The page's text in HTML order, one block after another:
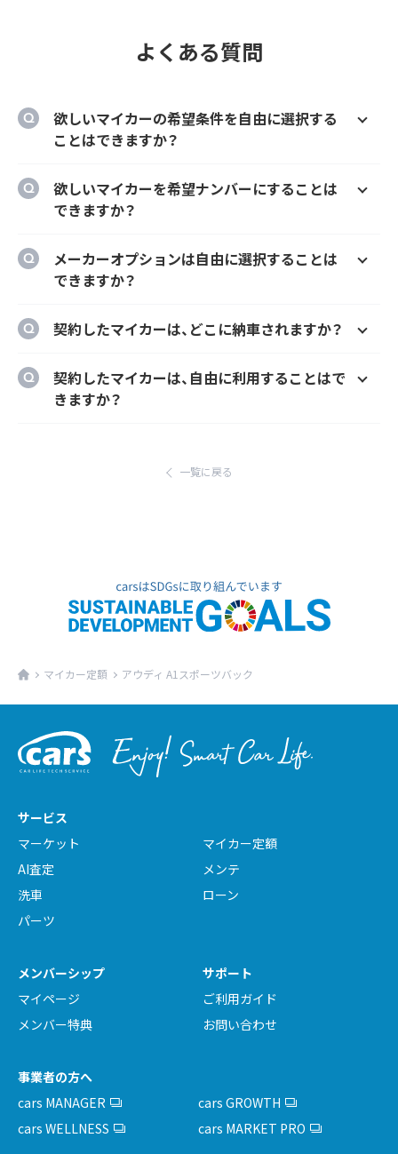
よくある質問
欲しいマイカーの希望条件を自由に選択する
ことはできますか？
ー、契約期間、ボーナス払い等を自由に選択す
ることができます。
欲しいマイカーを希望ナンバーにすることは
できますか？
とができます。
メーカーオプションは自由に選択することは
できますか？
様にカーナビ、ドラレコ、ETC、フロアマット等
ます。
契約したマイカーは、どこに納車されますか？
とができます。
ただし、輸入車リース（新車）の場合、納車場所
契約したマイカーは、自由に利用することはで
きますか？
一覧に戻る
マイカー定額 アウディ A1スポーツバック
サービス
マーケット
マイカー定額
AI査定
メンテ
洗車
ローン
パーツ
メンバーシップ
マイページ
メンバー特典
サポート
ご利用ガイド
お問い合わせ
事業者の方へ
cars MANAGER
cars GROWTH
cars WELLNESS
cars MARKET PRO